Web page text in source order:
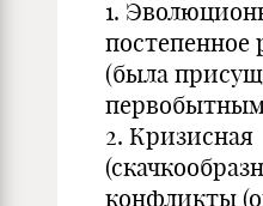
1.
постепенное
(была
2. Кризисная
конфликты